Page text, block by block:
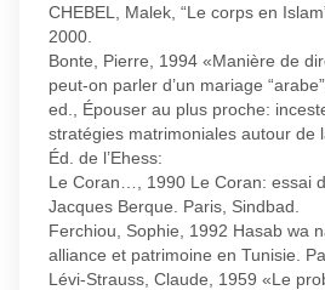
CHEBEL, Malek, “Le corps en
2000.
Bonte, Pierre, 1994 «Manière de
peut-on parler d’un mariage
ed., Épouser au plus proche:
stratégies matrimoniales autour de
Éd. de l’Ehess:
Le Coran…, 1990 Le Coran: essai
Jacques Berque. Paris, Sindbad.
Ferchiou, Sophie, 1992 Hasab wa
alliance et patrimoine en Tunisie.
Lévi-Strauss, Claude, 1959 «Le